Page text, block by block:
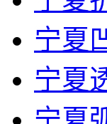
宁夏
宁夏